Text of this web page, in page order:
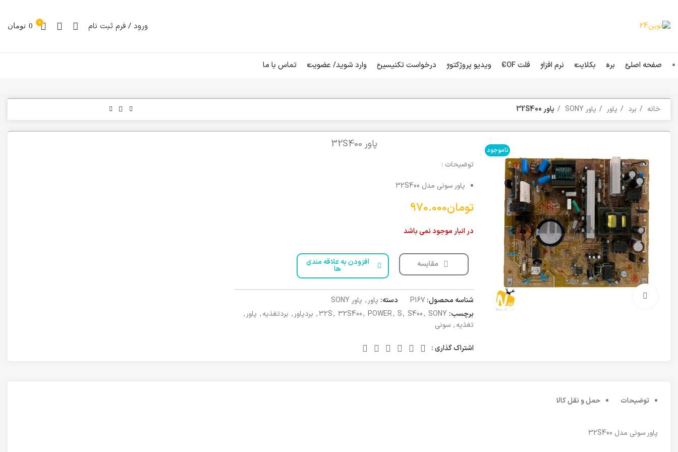
ورود / فرم ثبت نام 0 تومان 0
صفحه اصلی برد بکلایت نرم افزار فلت COF ویدیو پروژکتور درخواست تکنیسین وارد شوید/ عضویت تماس با ما
خانه برد پاور پاور SONY پاور 32S400
ناموجود پاور 32S400
توضیحات :
پاور سونی مدل 32S400
تومان970.000
در انبار موجود نمی باشد
مقایسه افزودن به علاقه مندی
ها
شناسه محصول: P167 دسته: پاور , پاور SONY
برچسب:
32S, 32S400, POWER, S, S400, SONY
, بردپاور , بردتغذیه, پاور ,
تغذیه, سونی
اشتراک گذاری :
توضیحات حمل و نقل کالا
پاور سونی مدل 32S400